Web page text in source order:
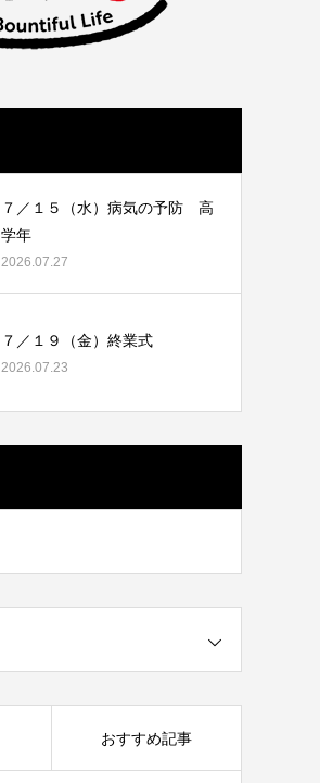
７／１５（水）病気の予防 高
学年
2026.07.27
７／１９（金）終業式
2026.07.23
おすすめ記事